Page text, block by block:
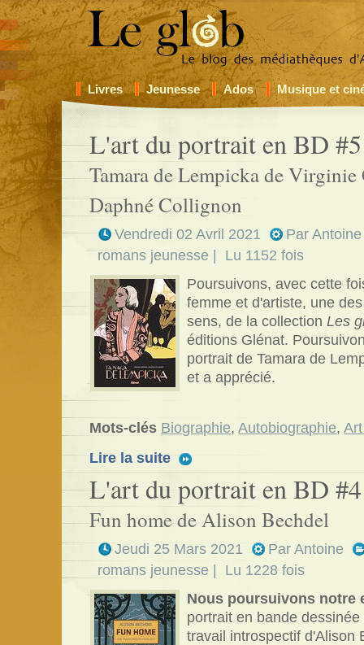
Livres Jeunesse Ados Musique et
L'art du portrait en BD #5
Tamara de Lempicka de
Daphné Collignon
Vendredi 02 Avril 2021 ParAntoine
romans jeunesse
| Lu 1152 fois
Poursuivons, avec cette
femme et d'artiste, une
sens, de la collectionLes
éditions Glénat.
portrait de Tamara de
et a apprécié.
Mots-clés Biographie,Autobiographie,
Lire la suite
L'art du portrait en BD #4
Fun home de Alison Bechdel
Jeudi 25 Mars 2021 ParAntoine
romans jeunesse
| Lu 1228 fois
Nous poursuivons notre
portrait en bande
travail introspectif d'Alison